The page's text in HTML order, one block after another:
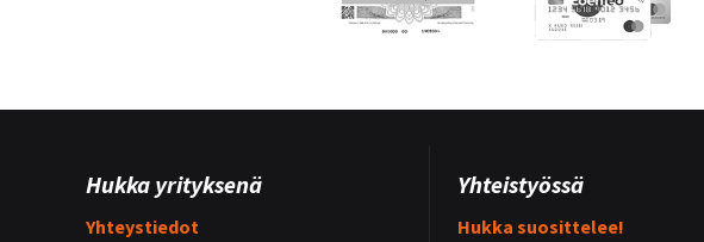
Hukka yrityksenä
Yhteystiedot
Yhteistyössä
Hukka suosittelee!